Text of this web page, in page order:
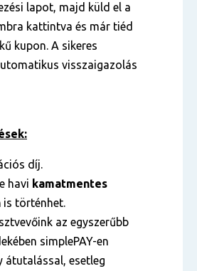
lapot, majd küld el a
kattintva és már tiéd
kupon. A sikeres
visszaigazolás
díj.
havi kamatmentes
is történhet.
az egyszerűbb
simplePAY-en
átutalással, esetleg